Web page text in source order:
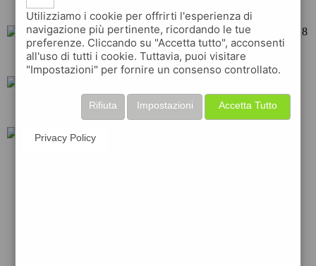
total
tamoil repsol
esso eni
Utilizziamo i cookie per offrirti l'esperienza di
navigazione più pertinente, ricordando le tue
preferenze. Cliccando su "Accetta tutto", acconsenti
all'uso di tutti i cookie. Tuttavia, puoi visitare
"Impostazioni" per fornire un consenso controllato.
Accetta Tutto
Impostazioni
Rifiuta
Privacy Policy